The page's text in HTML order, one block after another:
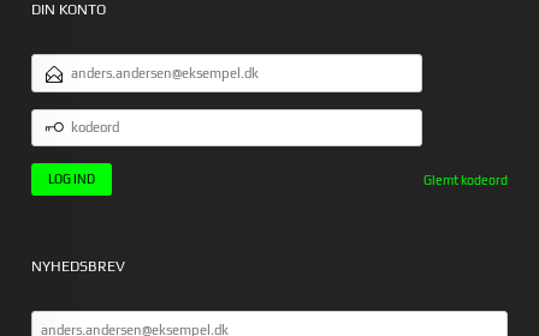
DIN KONTO
KODEORD
Glemt kodeord
NYHEDSBREV